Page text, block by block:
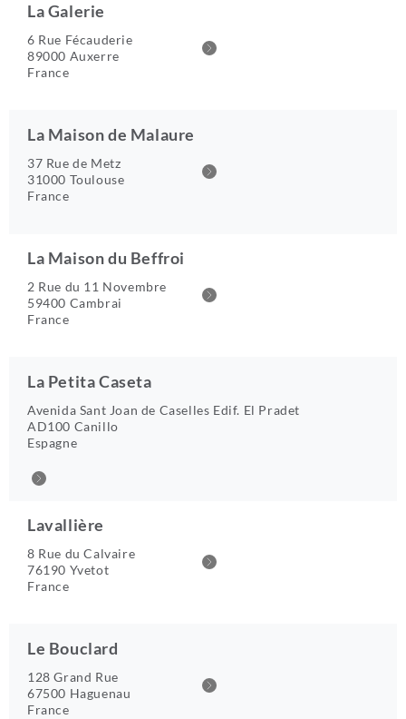
La Galerie
6 Rue Fécauderie
89000 Auxerre
France
La Maison de Malaure
37 Rue de Metz
31000 Toulouse
France
La Maison du Beffroi
2 Rue du 11 Novembre
59400 Cambrai
France
La Petita Caseta
Avenida Sant Joan de Caselles Edif. El Pradet
AD100 Canillo
Espagne
Lavallière
8 Rue du Calvaire
76190 Yvetot
France
Le Bouclard
128 Grand Rue
67500 Haguenau
France